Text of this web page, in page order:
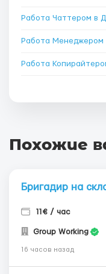
Работа Чаттером в
Работа Менеджером
Работа
Похожие
Бригадир на
11€ / час
Group Working
16 часов назад